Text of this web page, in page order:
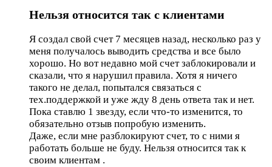
Нельзя относится так с клиентами
Я создал свой счет 7 месяцев назад, несколько раз у
меня получалось выводить средства и все было
хорошо. Но вот недавно мой счет заблокировали и
сказали, что я нарушил правила. Хотя я ничего
такого не делал, попытался связаться с
тех.поддержкой и уже жду 8 день ответа так и нет.
Пока ставлю 1 звезду, если что-то изменится, то
обязательно отзыв попробую изменить.
Даже, если мне разблокируют счет, то с ними я
работать больше не буду. Нельзя относится так к
своим клиентам .